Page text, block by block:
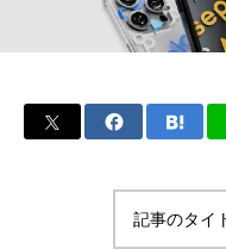
記事のタイ